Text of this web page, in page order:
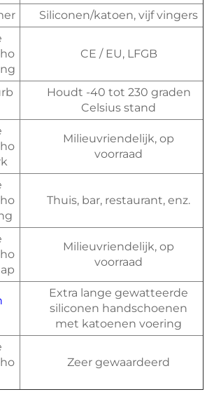
Siliconen/katoen, vijf vingers
CE / EU, LFGB
Houdt -40 tot 230 graden
Celsius stand
Milieuvriendelijk, op
voorraad
Thuis, bar, restaurant, enz.
Milieuvriendelijk, op
voorraad
Extra lange gewatteerde
siliconen handschoenen
met katoenen voering
Zeer gewaardeerd